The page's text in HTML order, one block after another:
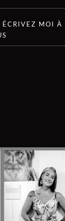
ÉCRIVEZ MOI À